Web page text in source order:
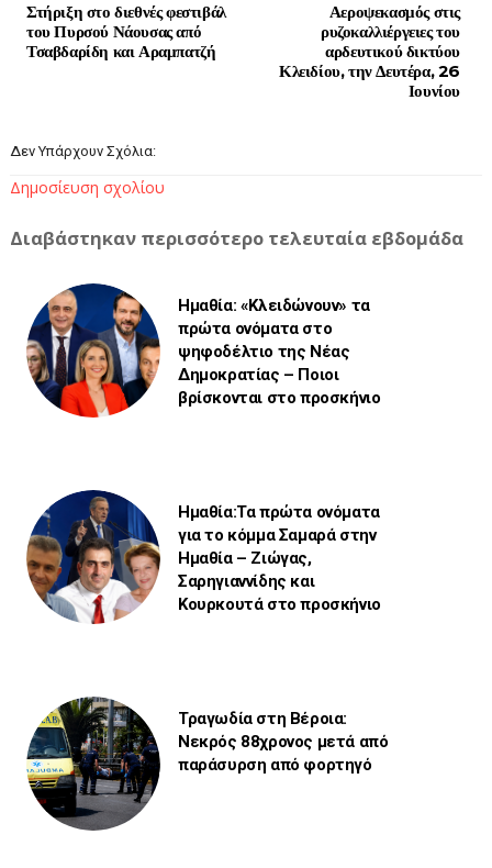
Αεροψεκασμός στις
ρυζοκαλλιέργειες του
αρδευτικού δικτύου
Κλειδίου, την Δευτέρα, 26
Ιουνίου
Στήριξη στο διεθνές φεστιβάλ
του Πυρσού Νάουσας από
Τσαβδαρίδη και Αραμπατζή
Δεν Υπάρχουν Σχόλια:
Δημοσίευση σχολίου
Διαβάστηκαν περισσότερο τελευταία εβδομάδα
Ημαθία: «Κλειδώνουν» τα
πρώτα ονόματα στο
ψηφοδέλτιο της Νέας
Δημοκρατίας – Ποιοι
βρίσκονται στο προσκήνιο
Ημαθία:Τα πρώτα ονόματα
για το κόμμα Σαμαρά στην
Ημαθία – Ζιώγας,
Σαρηγιαννίδης και
Κουρκουτά στο προσκήνιο
Τραγωδία στη Βέροια:
Νεκρός 88χρονος μετά από
παράσυρση από φορτηγό